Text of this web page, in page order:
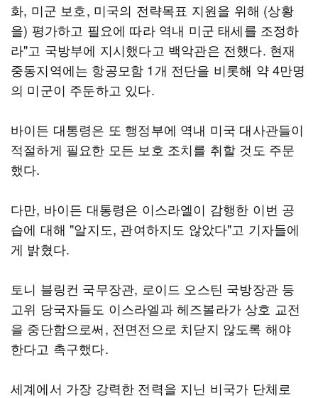
화, 미군 보호, 미국의 전략목표 지원을 위해 (상황
을) 평가하고 필요에 따라 역내 미군 태세를 조정하
라"고 국방부에 지시했다고 백악관은 전했다. 현재
중동지역에는 항공모함 1개 전단을 비롯해 약 4만명
의 미군이 주둔하고 있다.
바이든 대통령은 또 행정부에 역내 미국 대사관들이
적절하게 필요한 모든 보호 조치를 취할 것도 주문
했다.
다만, 바이든 대통령은 이스라엘이 감행한 이번 공
습에 대해 "알지도, 관여하지도 않았다"고 기자들에
게 밝혔다.
토니 블링컨 국무장관, 로이드 오스틴 국방장관 등
고위 당국자들도 이스라엘과 헤즈볼라가 상호 교전
을 중단함으로써, 전면전으로 치닫지 않도록 해야
한다고 촉구했다.
세계에서 가장 강력한 전력을 지닌 비국가 단체로